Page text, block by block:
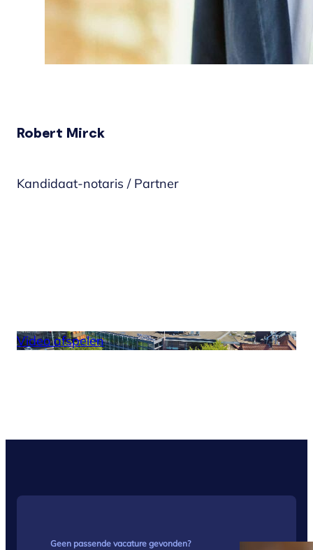
Robert Mirck
Kandidaat-notaris / Partner
Video afspelen
Geen passende vacature gevonden?